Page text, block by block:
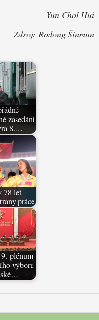
Yun Chol Hui
Zdroj: Rodong Šinmun
zasedání
8.…
78 let
práce
plénum
výboru